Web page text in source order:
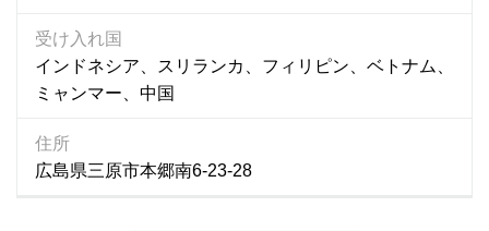
受け入れ国
インドネシア、スリランカ、フィリピン、ベトナム、
ミャンマー、中国
住所
広島県三原市本郷南6-23-28